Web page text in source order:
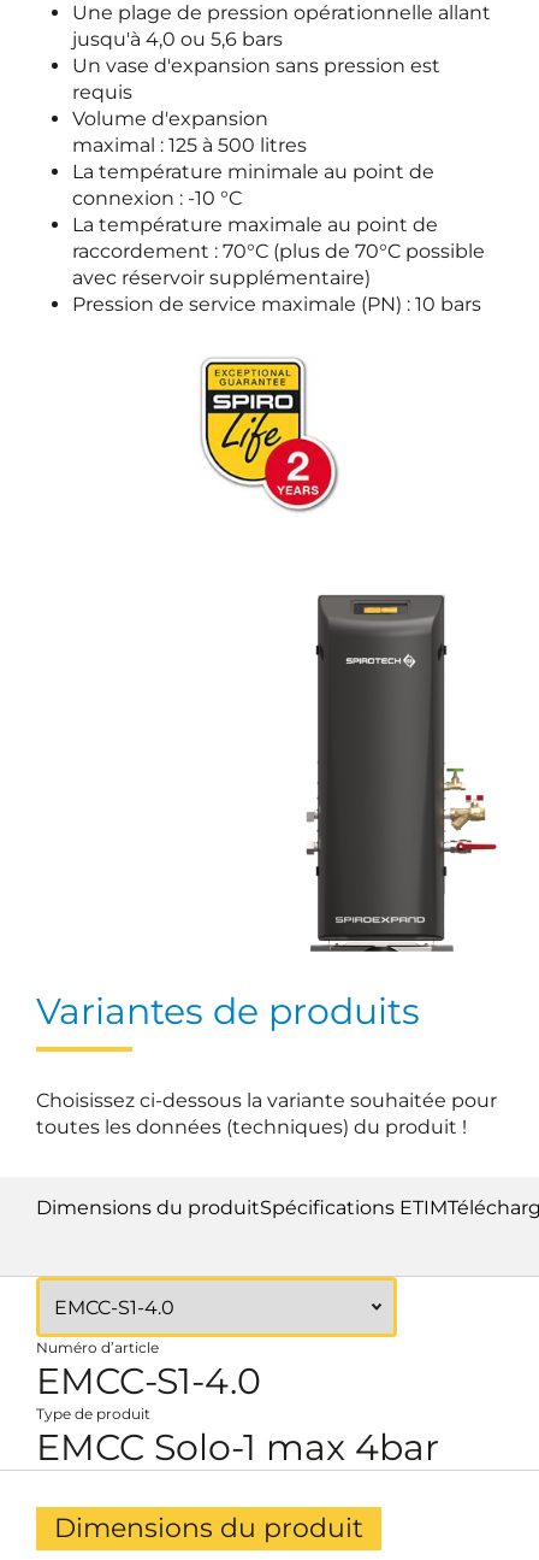
Une plage de pression opérationnelle allant
jusqu'à 4,0 ou 5,6 bars
Un vase d'expansion sans pression est
requis
Volume d'expansion
maximal : 125 à 500 litres
La température minimale au point de
connexion : -10 °C
La température maximale au point de
raccordement : 70°C (plus de 70°C possible
avec réservoir supplémentaire)
Pression de service maximale (PN) : 10 bars
Variantes de produits
Choisissez ci-dessous la variante souhaitée pour
toutes les données (techniques) du produit !
Dimensions du produitSpécifications ETIM
Numéro d’article
EMCC-S1-4.0
Type de produit
EMCC Solo-1 max 4bar
Dimensions du produit